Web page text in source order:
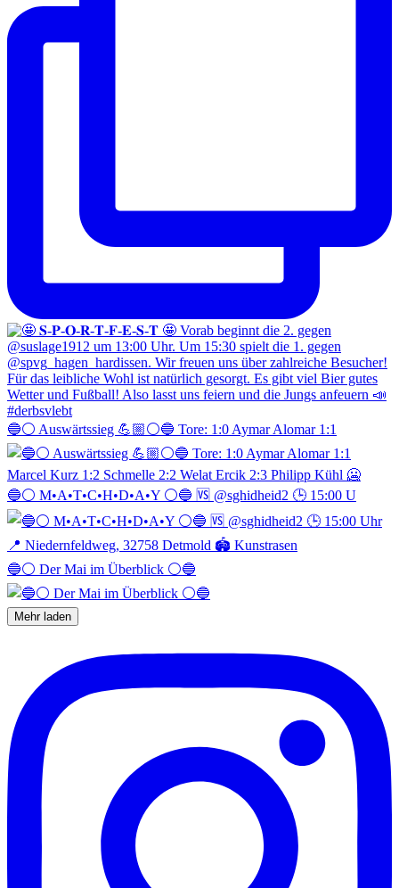
🔵⚪️ Auswärtssieg 💪🏼⚪️🔵 Tore: 1:0 Aymar Alomar 1:1
🔵⚪️ M•A•T•C•H•D•A•Y ⚪️🔵 🆚 @sghidheid2 🕒 15:00 U
🔵⚪️ Der Mai im Überblick ⚪️🔵
Mehr laden